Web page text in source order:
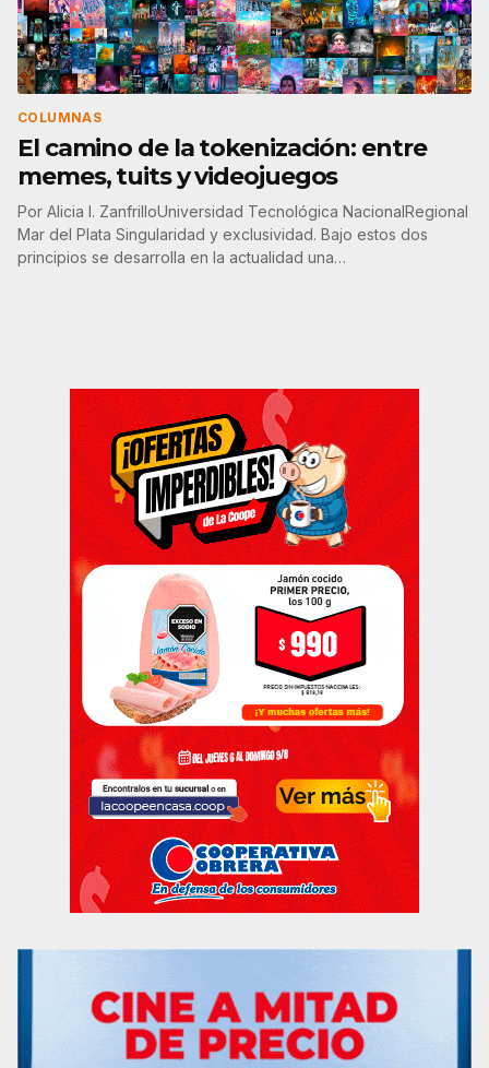
COLUMNAS
El camino de la tokenización: entre
memes, tuits y videojuegos
Por Alicia I. ZanfrilloUniversidad Tecnológica NacionalRegional
Mar del Plata Singularidad y exclusividad. Bajo estos dos
principios se desarrolla en la actualidad una…